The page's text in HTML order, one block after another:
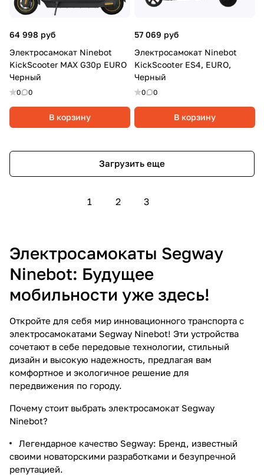
64 998 руб
Электросамокат Ninebot
KickScooter MAX G30p EURO
Черный
0 0
В корзину
57 069 руб
Электросамокат Ninebot
KickScooter ES4, EURO,
Черный
0 0
В корзину
Загрузить еще
1 2 3
Электросамокаты Segway
Ninebot: Будущее
мобильности уже здесь!
Откройте для себя мир инновационного транспорта с
электросамокатами Segway Ninebot! Эти устройства
сочетают в себе передовые технологии, стильный
дизайн и высокую надежность, предлагая вам
комфортное и экологичное решение для
передвижения по городу.
Почему стоит выбрать электросамокат Segway
Ninebot?
Легендарное качество Segway: Бренд, известный
своими новаторскими разработками и безупречной
репутацией.